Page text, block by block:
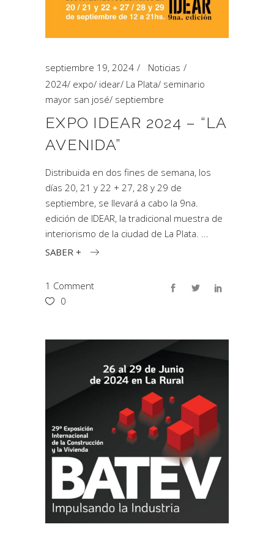
septiembre 19, 2024
Noticias
2024/ expo/ idear/ La Plata/ seminario
mayor san josé/ septiembre
EXPO IDEAR 2024 – “LA
AVENIDA”
Distribuida en dos fines de semana, los
días 20, 21 y 22 + 27, 28 y 29 de
septiembre, se llevará a cabo la 9na.
edición de IDEAR, la tradicional muestra de
interiorismo de la ciudad de La Plata.
SABER +
1 Comment
0